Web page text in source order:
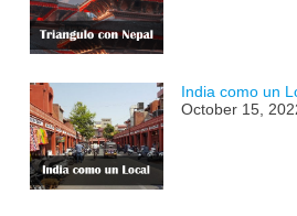
India como un
October 15,